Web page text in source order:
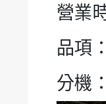
營業
品項
分機 ：